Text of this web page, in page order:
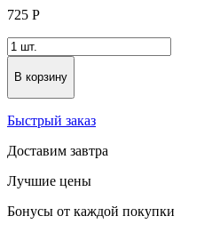
725 Р
В корзину
Быстрый заказ
Доставим завтра
Лучшие цены
Бонусы от каждой покупки